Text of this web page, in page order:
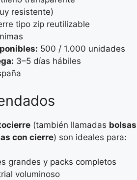
resistente)
tipo zip reutilizable
500 / 1.000 unidades
3–5 días hábiles
(también llamadas bolsas
con cierre) son ideales para:
grandes y packs completos
voluminoso